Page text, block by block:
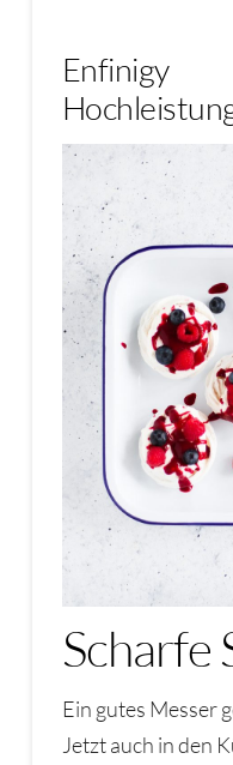
Enfinigy
Scharfe
Ein gutes Messer
Jetzt auch in den